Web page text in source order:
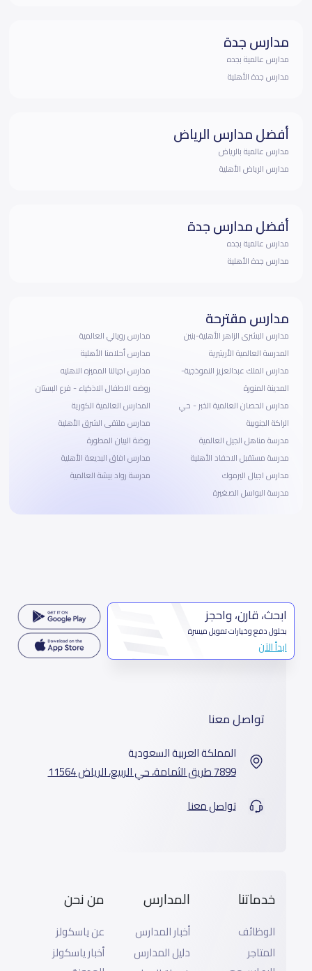
مدارس جدة
مدارس عالمية بجده
مدارس جدة الأهلية
أفضل مدارس الرياض
مدارس عالمية بالرياض
مدارس الرياض الأهلية
أفضل مدارس جدة
مدارس عالمية بجده
مدارس جدة الأهلية
مدارس مقترحة
مدارس البشرى الزاهر الأهلية-بنين
المدرسة العالمية الأريتيرية
مدارس الملك عبدالعزيز النموذجية-
المدينة المنورة
مدارس الحصان العالمية الخبر - حي
الراكة الجنوبية
مدرسة مناهل الجيل العالمية
مدرسة مستقبل الاحفاد الأهلية
مدارس اجيال اليرموك
مدرسة البواسل الصغيرة
مدارس رويالي العالمية
مدارس أحلامنا الأهلية
مدارس اجيالنا المميزه الاهليه
روضه الاطفال الاذكياء - فرع البستان
المدارس العالمية الكورية
مدارس ملتقى الشرق الأهلية
روضة البيان المطورة
مدارس افاق البديعة الأهلية
مدرسة رواد بيشة العالمية
ابحث، قارن، واحجز
بحلول دفع وخيارات تمويل ميسرة
ابدأ الآن
تواصل معنا
المملكة العربية السعودية
7899 طريق الثمامة، حي الربيع، الرياض 11564
تواصل معنا
خدماتنا
الوظائف
المتاجر
المدارس
أخبار المدارس
دليل المدارس
من نحن
عن ياسكولز
أخبار ياسكولز